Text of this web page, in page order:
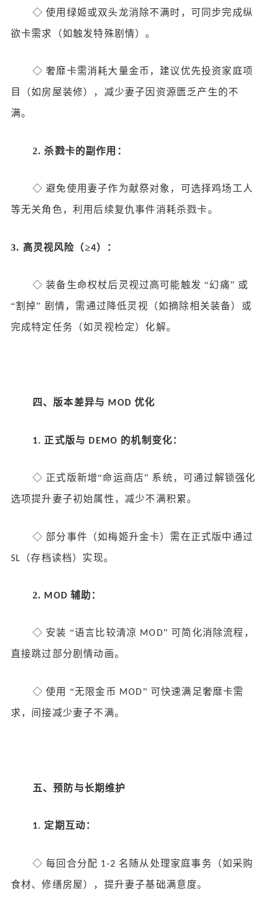
◇ 使用绿姬或双头龙消除不满时，可同步完成纵
欲卡需求（如触发特殊剧情）。
◇ 奢靡卡需消耗大量金币，建议优先投资家庭项
目（如房屋装修），减少妻子因资源匮乏产生的不
满。
2. 杀戮卡的副作用：
◇ 避免使用妻子作为献祭对象，可选择鸡场工人
等无关角色，利用后续复仇事件消耗杀戮卡。
3. 高灵视风险（≥4）：
◇ 装备生命权杖后灵视过高可能触发 “幻痛” 或
“割掉” 剧情，需通过降低灵视（如摘除相关装备）或
完成特定任务（如灵视检定）化解。
四、版本差异与 MOD优化
1.正式版与 DEMO 的机制变化：
◇ 正式版新增“命运商店” 系统，可通过解锁强化
选项提升妻子初始属性，减少不满积累。
◇ 部分事件（如梅姬升金卡）需在正式版中通过
SL （存档读档）实现。
2. MOD辅助：
◇ 安装 “语言比较清凉 MOD” 可简化消除流程，
直接跳过部分剧情动画。
◇ 使用 “无限金币 MOD” 可快速满足奢靡卡需
求，间接减少妻子不满。
五、预防与长期维护
1.定期互动：
◇ 每回合分配 1-2 名随从处理家庭事务（如采购
食材、修缮房屋），提升妻子基础满意度。